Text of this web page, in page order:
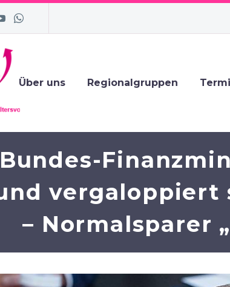
Über uns Regionalgruppen
vergaloppiert
– Normalsparer